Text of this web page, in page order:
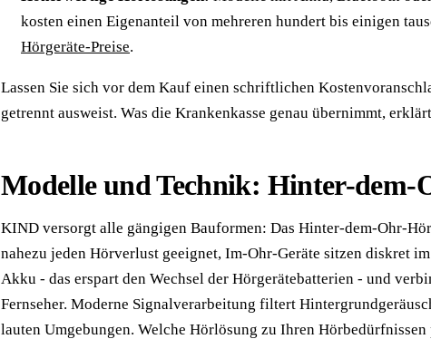
kosten einen Eigenanteil von mehreren hundert bis einigen
Hörgeräte-Preise.
Lassen Sie sich vor dem Kauf einen schriftlichen
getrennt ausweist. Was die Krankenkasse genau übernimmt,
Modelle und Technik: Hinter-
KIND versorgt alle gängigen Bauformen: Das Hinter-dem-Ohr-
nahezu jeden Hörverlust geeignet, Im-Ohr-Geräte sitzen diskret
Akku - das erspart den Wechsel der Hörgerätebatterien - und
Fernseher. Moderne Signalverarbeitung filtert
lauten Umgebungen. Welche Hörlösung zu Ihren